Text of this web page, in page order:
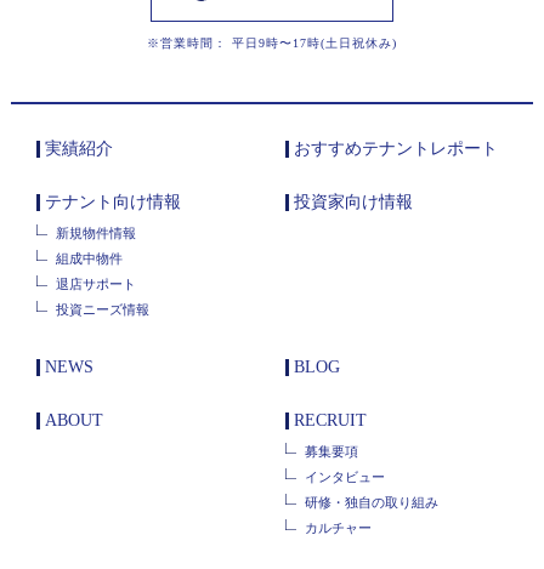
※営業時間： 平日9時〜17時(土日祝休み)
実績紹介 おすすめテナントレポート
テナント向け情報
新規物件情報
組成中物件
退店サポート
投資ニーズ情報
投資家向け情報
NEWS BLOG
ABOUT RECRUIT
募集要項
インタビュー
研修・独自の取り組み
カルチャー